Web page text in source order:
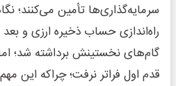
سرمایه‌گذاری‌ها تأمین می‌کنند؛
راه‌اندازی حساب ذخیره ارزی و
گام‌های نخستینش برداشته شد؛
قدم اول فراتر نرفت؛ چراکه این